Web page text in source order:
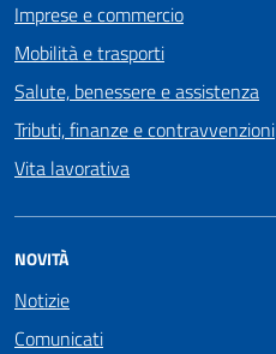
Imprese e commercio
Mobilità e trasporti
Salute, benessere e assistenza
Tributi, finanze e contravvenzioni
Vita lavorativa
NOVITÀ
Notizie
Comunicati